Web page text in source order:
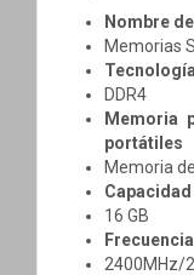
Nombre
Memorias
DDR4
Memoria
portátiles
Memoria
Capacidad
16 GB
Frecuencia
2400MHz/